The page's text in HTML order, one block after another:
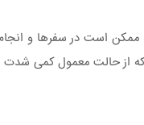
است در سفرها و انجام
که از حالت معمول کمی